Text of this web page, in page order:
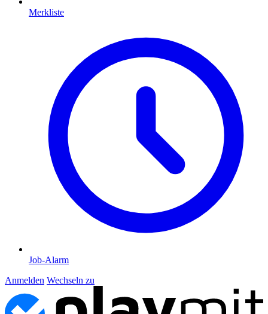
Merkliste
Job-Alarm
Anmelden Wechseln zu